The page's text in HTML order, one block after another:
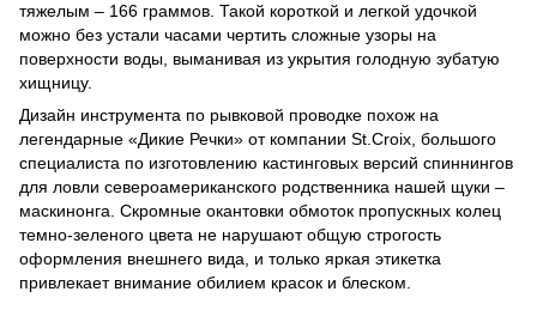
тяжелым – 166 граммов. Такой короткой и легкой удочкой
можно без устали часами чертить сложные узоры на
поверхности воды, выманивая из укрытия голодную зубатую
хищницу.
Дизайн инструмента по рывковой проводке похож на
легендарные «Дикие Речки» от компании St.Croix, большого
специалиста по изготовлению кастинговых версий спиннингов
для ловли североамериканского родственника нашей щуки –
маскинонга. Скромные окантовки обмоток пропускных колец
темно-зеленого цвета не нарушают общую строгость
оформления внешнего вида, и только яркая этикетка
привлекает внимание обилием красок и блеском.